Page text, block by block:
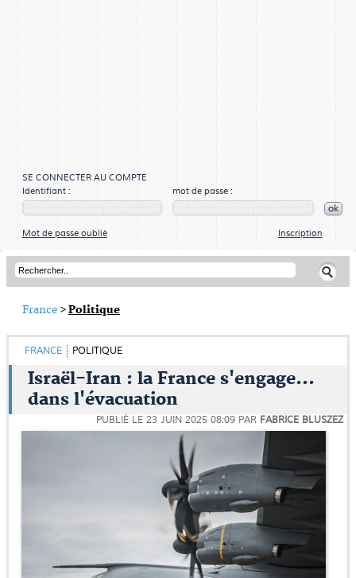
SE CONNECTER AU COMPTE
Identifiant :
mot de passe :
ok
Mot de passe oublié Inscription
France >Politique
FRANCE POLITIQUE
Israël-Iran : la France s'engage...
dans l'évacuation
PUBLIÉ LE 23 JUIN 2025 08:09 PAR FABRICE BLUSZEZ